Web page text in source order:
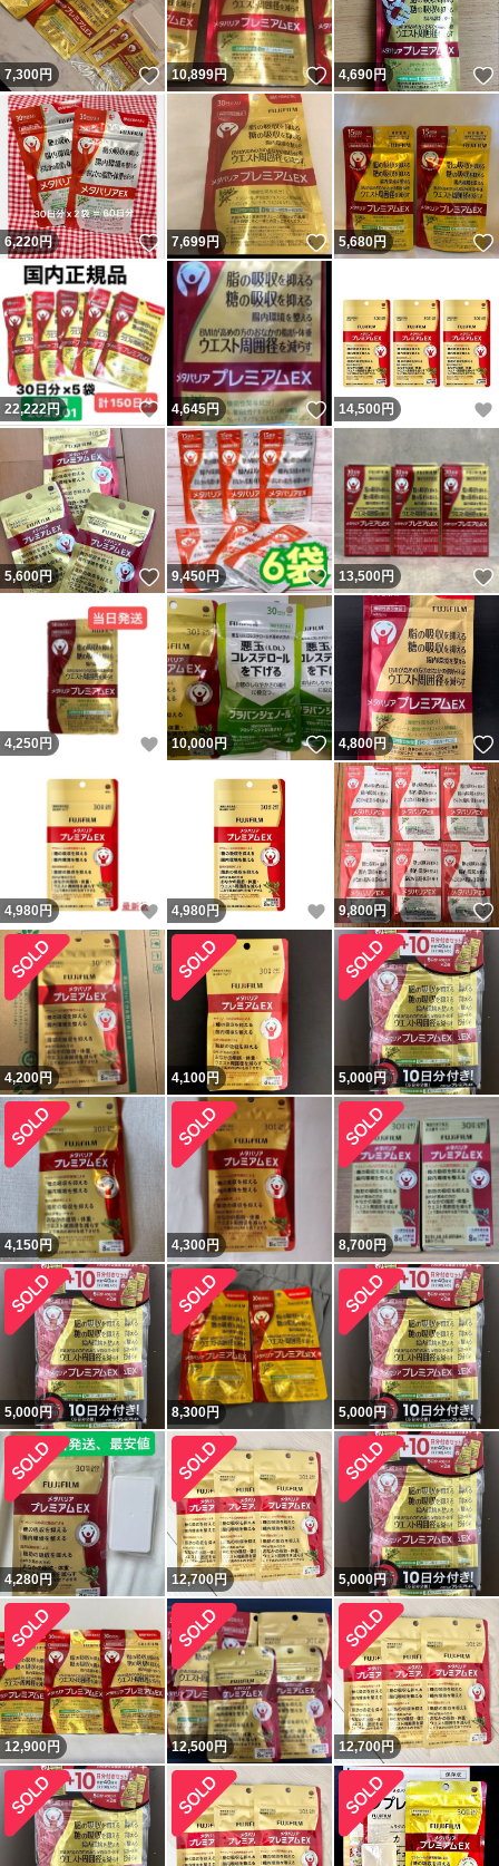
7,300円 いいね！
10,899円 いいね！
4,690円
6,220円 いいね！
7,699円 いいね！
5,680円
22,222円 いいね！
4,645円 いいね！
14,500 円
5,600円 いいね！
9,450円 いいね！
13,500円
4,250 円 いいね！
10,000円 いいね！
4,800円
4,980 円 いいね！
4,980 円 いいね！
9,800円
4,200円 4,100円 5,000円
4,150円 4,300円 8,700円
5,000円 8,300円 5,000円
4,280円 12,700円 5,000円
12,900円 12,500円 12,700円